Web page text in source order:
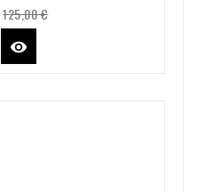
Prix
de
base
125,00 €
